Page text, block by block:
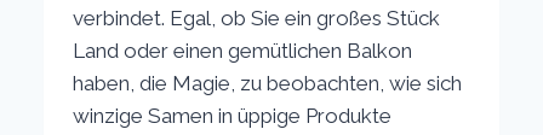
verbindet. Egal, ob Sie ein großes Stück
Land oder einen gemütlichen Balkon
haben, die Magie, zu beobachten, wie sich
winzige Samen in üppige Produkte